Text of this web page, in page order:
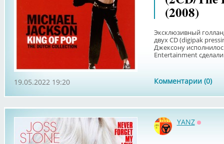
(2008)
Эксклюзивный
двух CD (digipak
Джексону
Entertainment сделали
Комментарии (0)
19.05.2022 19:20
YANZ